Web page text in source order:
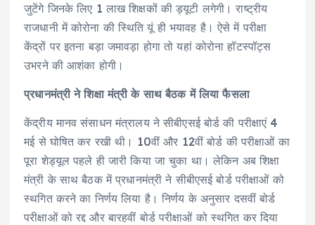
जुटेंगे जिनके लिए 1 लाख शिक्षकों की ड्यूटी लगेगी। राष्ट्रीय
राजधानी में कोरोना की स्थिति यूं ही भयावह है। ऐसे में परीक्षा
केंद्रों पर इतना बड़ा जमावड़ा होगा तो यहां कोरोना हॉटस्पॉट्स
उभरने की आशंका होगी।
प्रधानमंत्री ने शिक्षा मंत्री के साथ बैठक में लिया फैसला
केंद्रीय मानव संसाधन मंत्रालय ने सीबीएसई बोर्ड की परीक्षाएं 4
मई से घोषित कर रखी थी। 10वीं और 12वीं बोर्ड की परीक्षाओं का
पूरा शेड्यूल पहले ही जारी किया जा चुका था। लेकिन अब शिक्षा
मंत्री के साथ बैठक में प्रधानमंत्री ने सीबीएसई बोर्ड परीक्षाओं को
स्थगित करने का निर्णय लिया है। निर्णय के अनुसार दसवीं बोर्ड
परीक्षाओं को रद्द और बारहवीं बोर्ड परीक्षाओं को स्थगित कर दिया